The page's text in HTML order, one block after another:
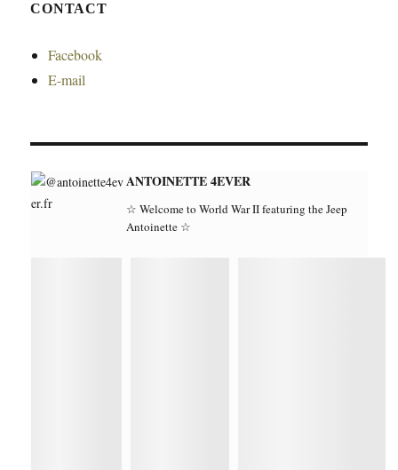
CONTACT
Facebook
E-mail
ANTOINETTE 4EVER
☆ Welcome to World War II featuring the Jeep
Antoinette ☆